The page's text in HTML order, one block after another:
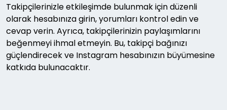
Takipçilerinizle etkileşimde bulunmak için düzenli
olarak hesabınıza girin, yorumları kontrol edin ve
cevap verin. Ayrıca, takipçilerinizin paylaşımlarını
beğenmeyi ihmal etmeyin. Bu, takipçi bağınızı
güçlendirecek ve Instagram hesabınızın büyümesine
katkıda bulunacaktır.